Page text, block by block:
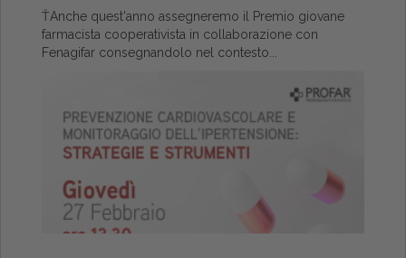
ŤAnche quest'anno assegneremo il Premio giovane
farmacista cooperativista in collaborazione con
Fenagifar consegnandolo nel contesto...